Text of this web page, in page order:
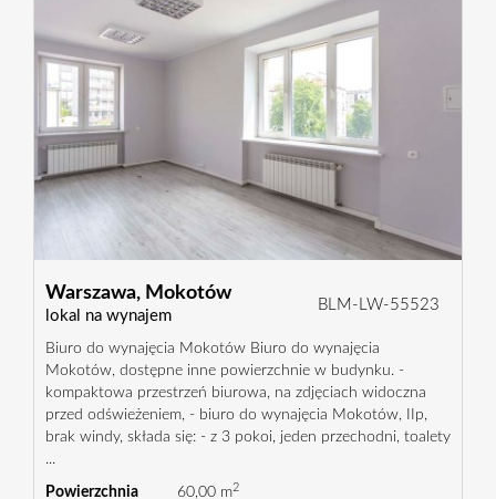
Warszawa, Mokotów
lokal na wynajem
BLM-LW-55523
Biuro do wynajęcia Mokotów Biuro do wynajęcia
Mokotów, dostępne inne powierzchnie w budynku. -
kompaktowa przestrzeń biurowa, na zdjęciach widoczna
przed odświeżeniem, - biuro do wynajęcia Mokotów, IIp,
brak windy, składa się: - z 3 pokoi, jeden przechodni, toalety
...
Powierzchnia 60,00 m2